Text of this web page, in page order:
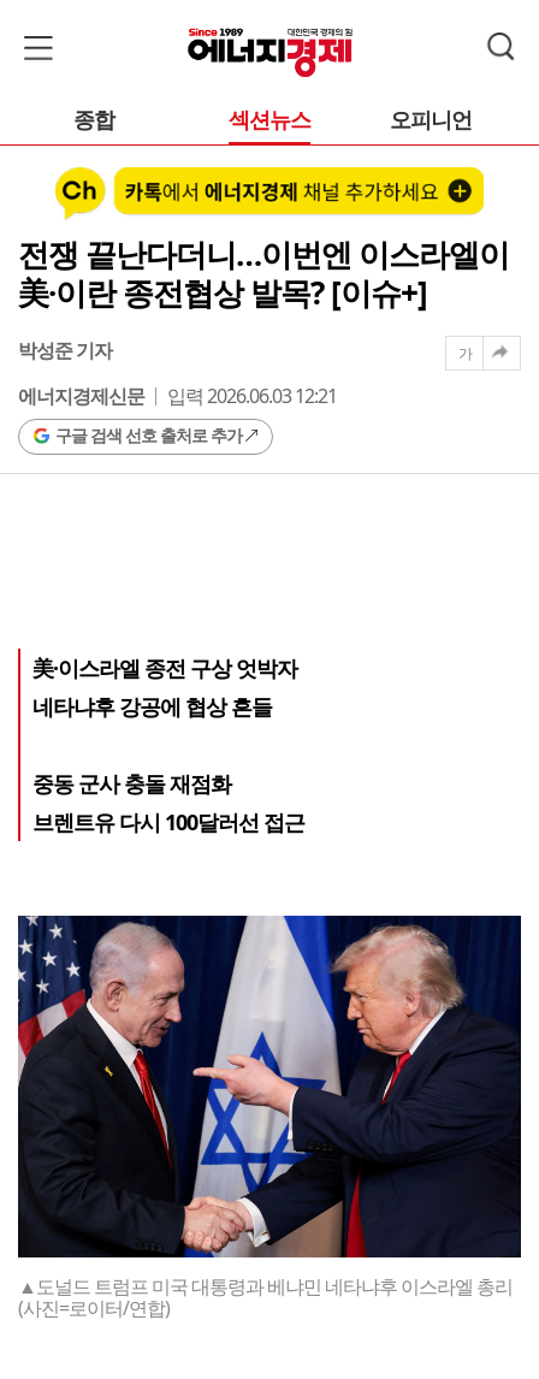
종합 섹션뉴스 오피니언
전쟁 끝난다더니…이번엔 이스라엘이
美·이란 종전협상 발목? [이슈+]
박성준 기자
에너지경제신문
입력 2026.06.03 12:21
구글 검색 선호 출처로 추가
가
美·이스라엘 종전 구상 엇박자
네타냐후 강공에 협상 흔들
중동 군사 충돌 재점화
브렌트유 다시 100달러선 접근
▲도널드 트럼프 미국 대통령과 베냐민 네타냐후 이스라엘 총리
(사진=로이터/연합)